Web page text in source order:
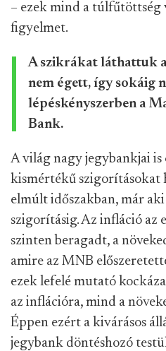
– ezek mind a túlfűtöttség
figyelmet.
A szikrákat láthattuk a
nem égett, így sokáig
lépéskényszerben a
Bank.
A világ nagy jegybankjai is
kismértékű szigorításokat
elmúlt időszakban, már
szigorításig. Az infláció az
szinten beragadt, a
amire az MNB
ezek lefelé mutató
az inflációra, mind a
Éppen ezért a kivárásos
jegybank döntéshozó